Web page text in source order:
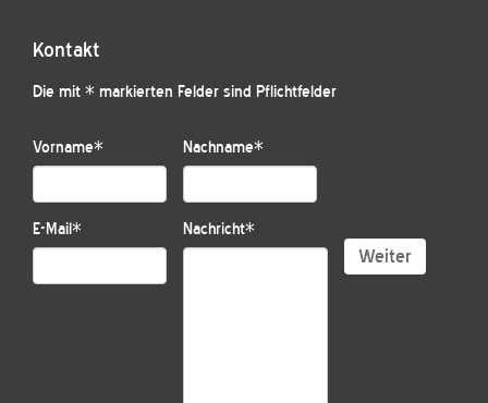
Kontakt
Die mit * markierten Felder sind Pflichtfelder
Vorname* Nachname*
E-Mail* Nachricht*
Weiter